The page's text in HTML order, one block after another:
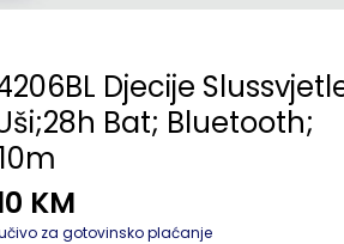
Djecije
Bat; Bluetooth;
KM
za gotovinsko plaćanje